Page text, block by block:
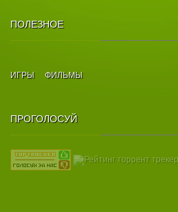
ПОЛЕЗНОЕ
ИГРЫ ФИЛЬМЫ
ПРОГОЛОСУЙ